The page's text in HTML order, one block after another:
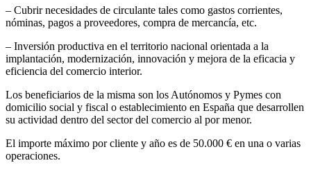
– Cubrir necesidades de circulante tales como gastos corrientes,
nóminas, pagos a proveedores, compra de mercancía, etc.
– Inversión productiva en el territorio nacional orientada a la
implantación, modernización, innovación y mejora de la eficacia y
eficiencia del comercio interior.
Los beneficiarios de la misma son los Autónomos y Pymes con
domicilio social y fiscal o establecimiento en España que desarrollen
su actividad dentro del sector del comercio al por menor.
El importe máximo por cliente y año es de 50.000 € en una o varias
operaciones.